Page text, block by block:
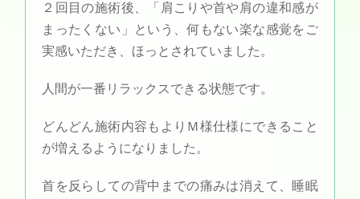
２回目の施術後、「肩こりや首や肩の違和感が
まったくない」という、何もない楽な感覚をご
実感いただき、ほっとされていました。
人間が一番リラックスできる状態です。
どんどん施術内容もよりＭ様仕様にできること
が増えるようになりました。
首を反らしての背中までの痛みは消えて、睡眠